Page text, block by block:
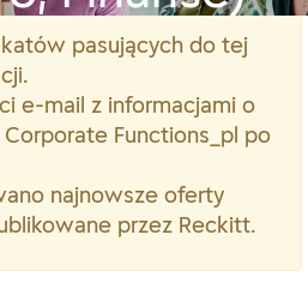
pasujących do tej
e-mail z informacjami o
Functions_pl po
najnowsze oferty
przez Reckitt.